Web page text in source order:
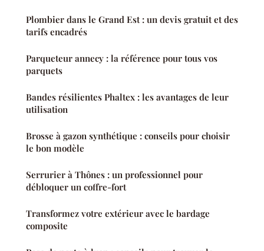
Plombier dans le Grand Est : un devis gratuit et des
tarifs encadrés
Parqueteur annecy : la référence pour tous vos
parquets
Bandes résilientes Phaltex : les avantages de leur
utilisation
Brosse à gazon synthétique : conseils pour choisir
le bon modèle
Serrurier à Thônes : un professionnel pour
débloquer un coffre-fort
Transformez votre extérieur avec le bardage
composite